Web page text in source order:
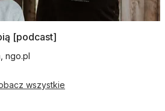
[podcast]
ngo.pl
wszystkie